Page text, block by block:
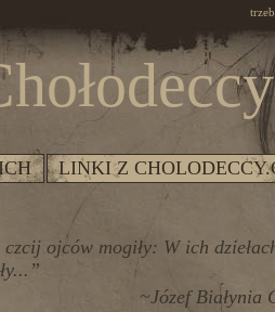
LINKI Z
ojców mogiły: W ich
~Józef Białynia